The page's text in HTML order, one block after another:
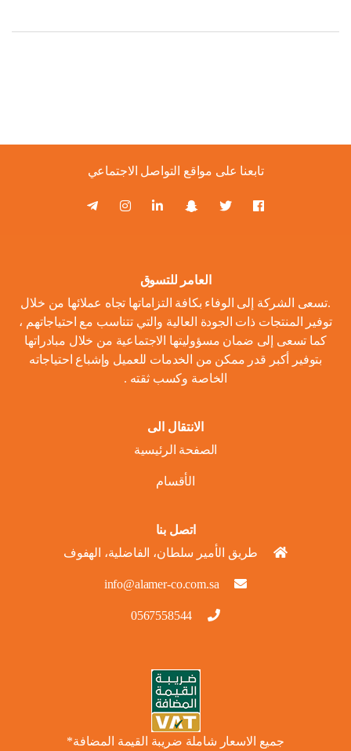
تابعنا على مواقع التواصل الاجتماعي
العامر للتسوق
.تسعى الشركة إلى الوفاء بكافة التزاماتها تجاه عملائها من خلال
توفير المنتجات ذات الجودة العالية والتي تتناسب مع احتياجاتهم ،
كما تسعى إلى ضمان مسؤوليتها الاجتماعية من خلال مبادراتها
بتوفير أكبر قدر ممكن من الخدمات للعميل وإشباع احتياجاته
الخاصة وكسب ثقته .
الانتقال الى
الصفحة الرئيسية
الأقسام
اتصل بنا
طريق الأمير سلطان، الفاضلية، الهفوف
info@alamer-co.com.sa
0567558544
جميع الاسعار شاملة ضريبة القيمة المضافة*